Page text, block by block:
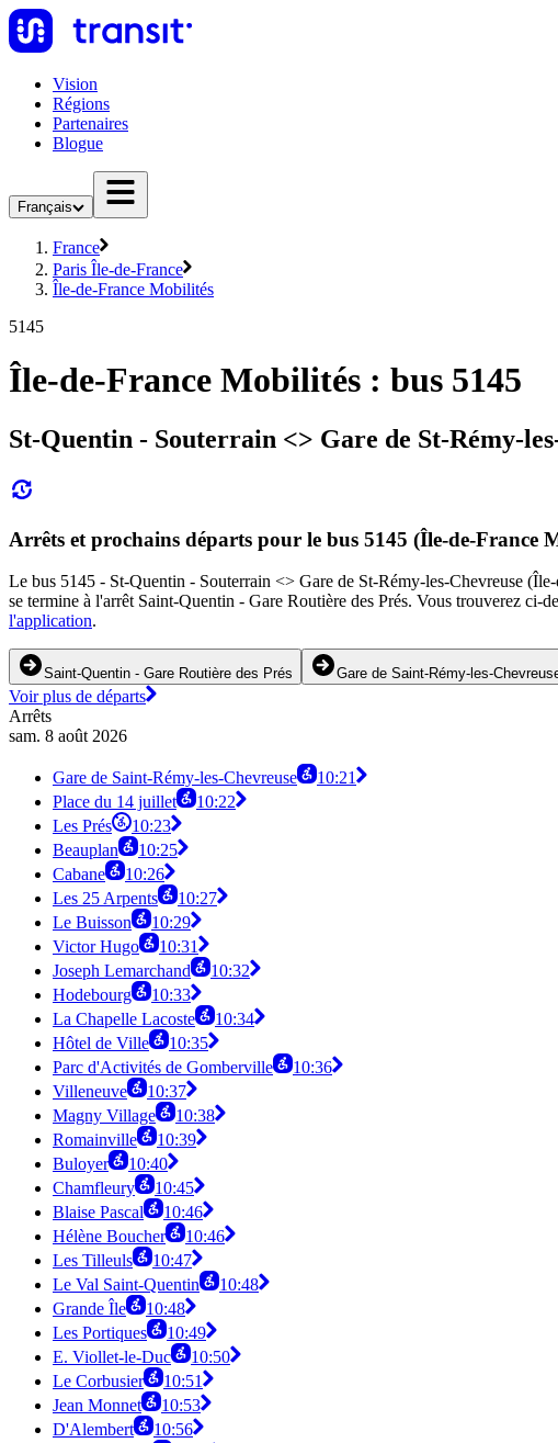
Vision
Régions
Partenaires
Blogue
Français
France
Paris Île-de-France
Île-de-France Mobilités
5145
Île-de-France Mobilités : bus 5145
St-Quentin - Souterrain <> Gare de St-Rémy-
Arrêts et prochains départs pour le bus 5145 (Île-de-France
Le bus 5145 - St-Quentin - Souterrain <> Gare de St-Rémy-les-Chevreuse
se termine à l'arrêt Saint-Quentin - Gare Routière des Prés. Vous trouverez ci-
l'application.
Saint-Quentin - Gare Routière des Prés Gare de Saint-Rémy-les-
Voir plus de départs
Arrêts
sam. 8 août 2026
Gare de Saint-Rémy-les-Chevreuse
10:21
Place du 14 juillet
10:22
Les Prés
10:23
Beauplan
10:25
Cabane
10:26
Les 25 Arpents
10:27
Le Buisson
10:29
Victor Hugo
10:31
Joseph Lemarchand
10:32
Hodebourg
10:33
La Chapelle Lacoste
10:34
Hôtel de Ville
10:35
Parc d'Activités de Gomberville
10:36
Villeneuve
10:37
Magny Village
10:38
Romainville
10:39
Buloyer
10:40
Chamfleury
10:45
Blaise Pascal
10:46
Hélène Boucher
10:46
Les Tilleuls
10:47
Le Val Saint-Quentin
10:48
Grande Île
10:48
Les Portiques
10:49
E. Viollet-le-Duc
10:50
Le Corbusier
10:51
Jean Monnet
10:53
D'Alembert
10:56